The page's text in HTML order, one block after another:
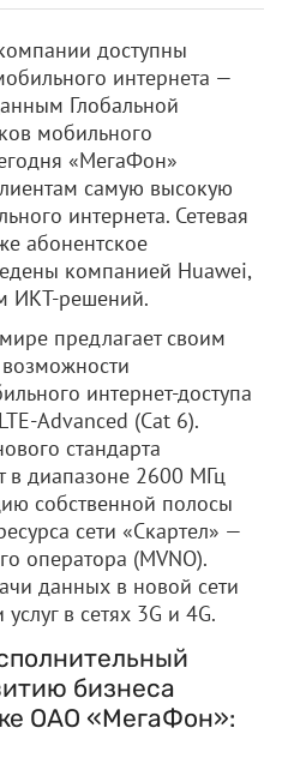
доступны
интернета —
Глобальной
мобильного
«МегаФон»
самую высокую
интернета. Сетевая
абонентское
компанией Huawei,
ИКТ-решений.
предлагает своим
интернет-доступа
Advanced (Cat 6).
стандарта
в диапазоне 2600 МГц
собственной полосы
сети «Скартел» —
оператора (MVNO).
данных в новой сети
в сетях 3G и 4G.
бизнеса
ОАО «МегаФон»: